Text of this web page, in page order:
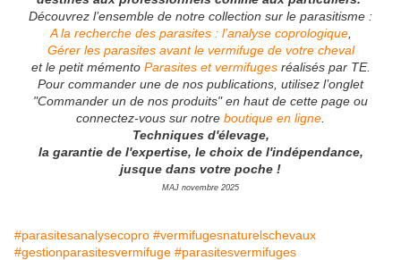
Découvrez l’ensemble de notre collection sur le parasitisme :
A la recherche des parasites : l’analyse coprologique,
Gérer les parasites avant le vermifuge de votre cheval
et le petit mémento Parasites et vermifugesréalisés par TE.
Pour commander une de nos publications, utilisez l’onglet
"Commander un de nos produits" en haut de cette page ou
connectez-vous sur notre boutique en ligne
Techniques d'élevage,
la garantie de l'expertise, le choix de l'indépendance,
jusque dans votre poche !
MAJ novembre 2025
#parasitesanalysecopro #vermifugesnaturelschevaux
#gestionparasitesvermifuge #parasitesvermifuges